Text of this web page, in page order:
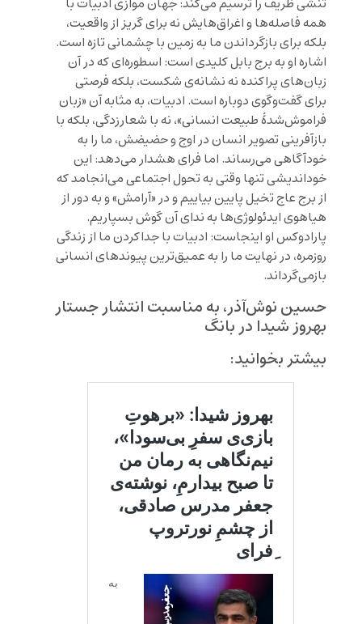
تنشی ظریف را ترسیم می‌کند: جهان موازی ادبیات با
همه فاصله‌ها و اغراق‌هایش نه برای گریز از واقعیت،
بلکه برای بازگرداندن ما به زمین با چشمانی تازه است.
اشاره او به برج بابل کلیدی است: اسطوره‌ای که در آن
زبان‌های پراکنده نه نشانه‌ی شکست، بلکه فرصتی
برای گفت‌وگوی دوباره است. ادبیات، به مثابه آن «زبان
فراموش‌شدهٔ طبیعت انسانی»، نه با شعارزدگی، بلکه با
بازآفرینی تصویر انسان در اوج و حضیضش، ما را به
خودآگاهی می‌رساند. اما فرای هشدار می‌دهد: این
خوداندیشی تنها وقتی به تحول اجتماعی می‌انجامد که
از برج عاج تخیل پایین بیاییم و در «آرامش» و به دور از
هیاهوی ایدئولوژی‌ها به ندای آن گوش بسپاریم.
پارادوکس او اینجاست: ادبیات با جداکردن ما از زندگی
روزمره، در نهایت ما را به عمیق‌ترین پیوندهای انسانی
بازمی‌گرداند.
حسین نوش‌آذر، به مناسبت انتشار جستار
بهروز شیدا در بانگ
بیشتر بخوانید: